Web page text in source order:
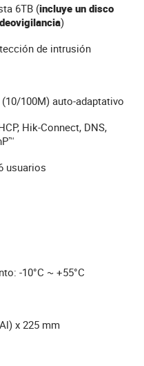
6TB (incluye un disco
)
de intrusión
100M) auto-adaptativo
Hik-Connect, DNS,
usuarios
-10°C ~ +55°C
x 225 mm